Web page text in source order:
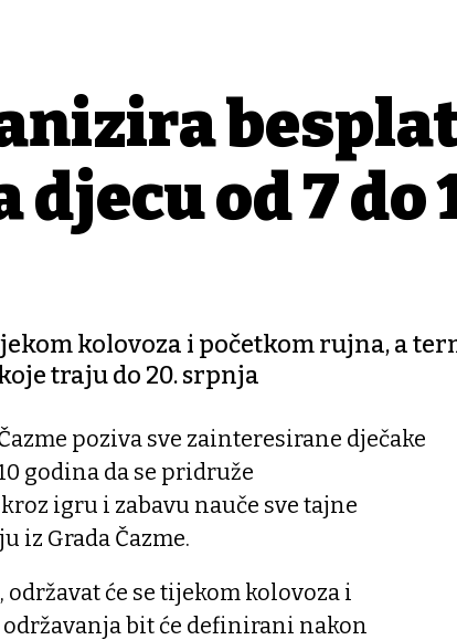
od 7 do
kolovoza i početkom rujna, a
traju do 20. srpnja
poziva sve zainteresirane dječake
godina da se pridruže
igru i zabavu nauče sve tajne
iz Grada Čazme.
će se tijekom kolovoza i
bit će definirani nakon